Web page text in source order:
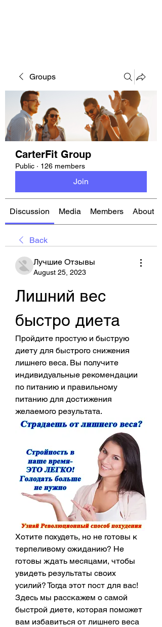
Groups
CarterFit Group
Public · 126 members
Join
Discussion Media Members About
Back
Лучшие Отзывы
August 25, 2023
Лишний вес
быстро диета
Пройдите простую и быструю
диету для быстрого снижения
лишнего веса. Вы получите
индивидуальные рекомендации
по питанию и правильному
питанию для достижения
желаемого результата.
Хотите похудеть, но не готовы к
терпеливому ожиданию? Не
готовы ждать месяцами, чтобы
увидеть результаты своих
усилий? Тогда этот пост для вас!
Здесь мы расскажем о самой
быстрой диете, которая поможет
вам избавиться от лишнего веса